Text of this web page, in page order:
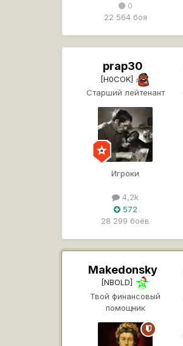
0
22 564 боя
prap30
[H0COK]
Старший лейтенант
Игроки
4,2k
572
28 299 боёв
Makedonsky
[NBOLD]
Твой финансовый
помощник